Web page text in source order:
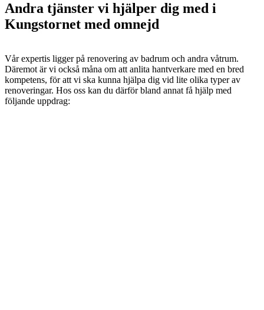
Andra tjänster vi hjälper dig med i
Kungstornet med omnejd
Vår expertis ligger på renovering av badrum och andra våtrum.
Däremot är vi också måna om att anlita hantverkare med en bred
kompetens, för att vi ska kunna hjälpa dig vid lite olika typer av
renoveringar. Hos oss kan du därför bland annat få hjälp med
följande uppdrag: